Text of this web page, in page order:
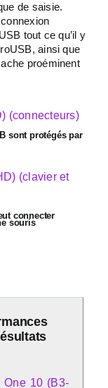
de saisie.
tout ce qu’il y
ainsi que
proéminent
sont protégés par
connecter
souris